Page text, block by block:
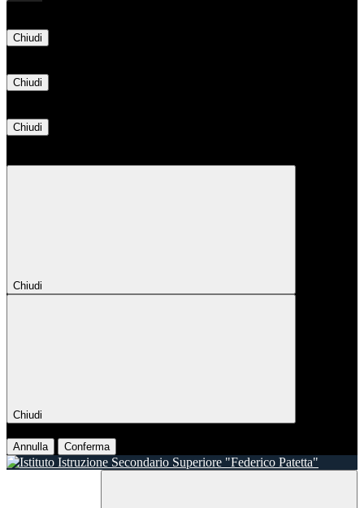
Chiudi
Chiudi
Chiudi
Chiudi
Chiudi
Annulla Conferma